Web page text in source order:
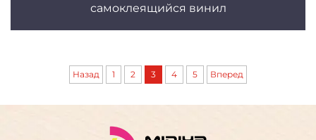
самоклеящийся винил
Назад 1 2 3 4 5 Вперед